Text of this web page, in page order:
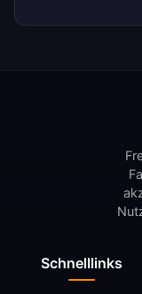
Schnelllinks